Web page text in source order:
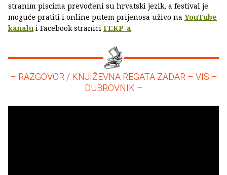
stranim piscima prevođeni su hrvatski jezik, a festival je
moguće pratiti i online putem prijenosa uživo na YouTube
kanalu i Facebook stranici FEKP-a.
– RAZGOVOR / KNJIŽEVNA REGATA ZADAR – VIS –
DUBROVNIK –